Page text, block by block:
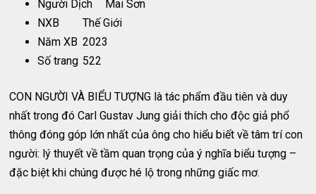
Người Dịch
Mai Sơn
NXB
Thế Giới
Năm XB 2023
Số trang 522
CON NGƯỜI VÀ BIỂU TƯỢNG là tác phẩm đầu tiên và duy
nhất trong đó Carl Gustav Jung giải thích cho độc giả phổ
thông đóng góp lớn nhất của ông cho hiểu biết về tâm trí con
người: lý thuyết về tầm quan trọng của ý nghĩa biểu tượng –
đặc biệt khi chúng được hé lộ trong những giấc mơ.